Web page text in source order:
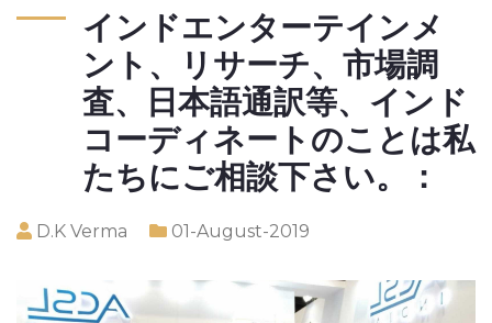
インドエンターテインメ
ント、リサーチ、市場調
査、日本語通訳等、インド
コーディネートのことは私
たちにご相談下さい。：
D.K Verma 01-August-2019